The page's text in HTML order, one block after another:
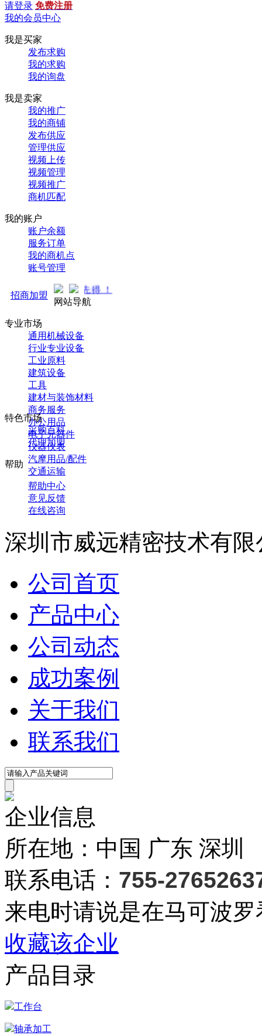
请登录 免费注册
我的会员中心
我是买家
发布求购
我的求购
我的询盘
我是卖家
我的推广
我的商铺
发布供应
管理供应
视频上传
视频管理
视频推广
商机匹配
我的账户
账户余额
服务订单
我的商机点
账号管理
招商加盟
网站导航
专业市场
通用机械设备
行业专业设备
工业原料
建筑设备
工具
建材与装饰材料
商务服务
办公用品
电子元器件
仪器仪表
汽摩用品/配件
交通运输
特色市场
采购百科
代理加盟
帮助中心
意见反馈
在线咨询
深圳市威远精密技术有限
公司首页
产品中心
公司动态
成功案例
关于我们
联系我们
企业信息
所在地：中国 广东 深圳
联系电话： 755-
来电时请说是在马可波
收藏该企业
产品目录
工作台